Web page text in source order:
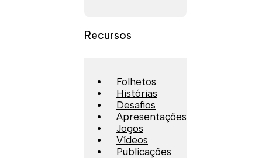
Recursos
Folhetos
Histórias
Desafios
Apresentações
Jogos
Vídeos
Publicações